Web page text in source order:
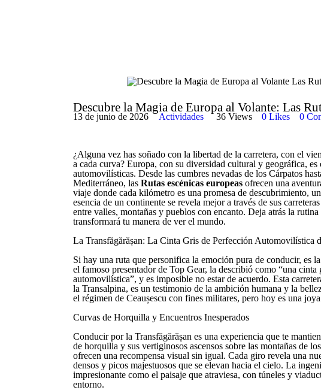
Descubre la Magia de Europa al Volante: Las
13 de junio de 2026 Actividades 36 Views 0 Likes 0
¿Alguna vez has soñado con la libertad de la carretera, con el
a cada curva? Europa, con su diversidad cultural y geográfica, es
automovilísticas. Desde las cumbres nevadas de los Cárpatos
Mediterráneo, las Rutas escénicas europeas ofrecen una
viaje donde cada kilómetro es una promesa de descubrimiento,
esencia de un continente se revela mejor a través de sus
entre valles, montañas y pueblos con encanto. Deja atrás la
transformará tu manera de ver el mundo.
La Transfăgărășan: La Cinta Gris de Perfección Automovilística
Si hay una ruta que personifica la emoción pura de conducir, es
el famoso presentador de Top Gear, la describió como “una
automovilística”, y es imposible no estar de acuerdo. Esta
la Transalpina, es un testimonio de la ambición humana y la
el régimen de Ceaușescu con fines militares, pero hoy es una
Curvas de Horquilla y Encuentros Inesperados
Conducir por la Transfăgărășan es una experiencia que te
de horquilla y sus vertiginosos ascensos sobre las montañas de
ofrecen una recompensa visual sin igual. Cada giro revela una
densos y picos majestuosos que se elevan hacia el cielo. La
impresionante como el paisaje que atraviesa, con túneles y
entorno.